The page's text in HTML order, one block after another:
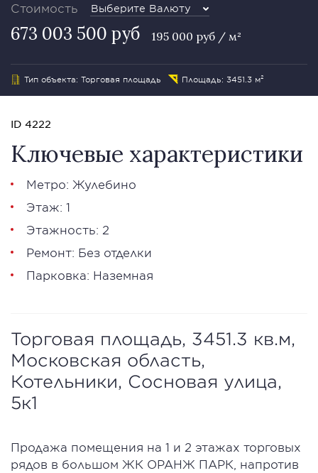
Стоимость Выберите Валюту
673 003 500 руб 195 000 руб / м²
Тип объекта: Торговая площадь Площадь: 3451.3 м²
ID 4222
Ключевые характеристики
Метро: Жулебино
Этаж: 1
Этажность: 2
Ремонт: Без отделки
Парковка: Наземная
Торговая площадь, 3451.3 кв.м,
Московская область,
Котельники, Сосновая улица,
5к1
Продажа помещения на 1 и 2 этажах торговых
рядов в большом ЖК ОРАНЖ ПАРК, напротив